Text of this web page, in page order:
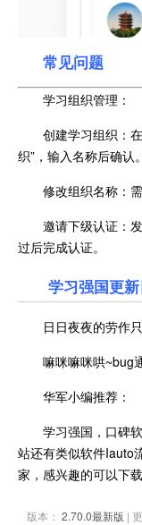
常见问题
学习组织管理：
创建学习组织：
织”，输入名称后确认。
修改组织名称：
邀请下级认证：
过后完成认证。
学习强国更
日日夜夜的劳作
嘛咪嘛咪哄~bug
华军小编推荐：
学习强国，口碑
站还有类似软件Iauto
家，感兴趣的可以下载
版本： 2.70.0最新版 |